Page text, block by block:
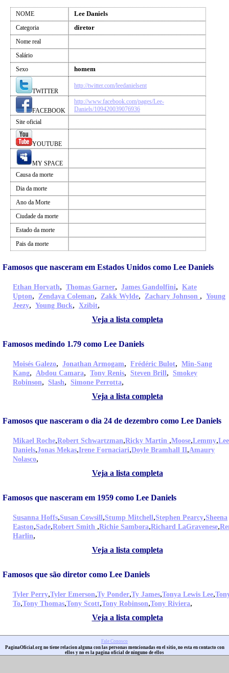
NOME Lee Daniels
Categoria diretor
Nome real
Salário
Sexo
homem
TWITTER
http://twitter.com/leedanielsent
FACEBOOK
http://www.facebook.com/pages/Lee-
Daniels/109420039076936
Site oficial
YOUTUBE
MY SPACE
Causa da morte
Dia da morte
Ano da Morte
Ciudade da morte
Estado da morte
Pais da morte
Famosos que nasceram em Estados Unidos como Lee Daniels
Ethan Horvath, Thomas Garner, James Gandolfini, Kate
Upton, Zendaya Coleman, Zakk Wylde, Zachary Johnson , Young
Jeezy, Young Buck, Xzibit,
Veja a lista completa
Famosos medindo 1.79 como Lee Daniels
Moisés Galezo, Jonathan Armogam, Frédéric Bulot, Min-Sang
Kang, Abdou Camara, Tony Renis, Steven Brill, Smokey
Robinson, Slash, Simone Perrotta,
Veja a lista completa
Famosos que nasceram o dia 24 de dezembro como Lee Daniels
Mikael Roche,Robert Schwartzman,Ricky Martin ,Moose,Lemmy,Lee
Daniels,Jonas Mekas,Irene Fornaciari,Doyle Bramhall II,Amaury
Nolasco,
Veja a lista completa
Famosos que nasceram em 1959 como Lee Daniels
Susanna Hoffs,Susan Cowsill,Stump Mitchell,Stephen Pearcy,Sheena
Easton,Sade,Robert Smith ,Richie Sambora,Richard LaGravenese,
Harlin,
Veja a lista completa
Famosos que são diretor como Lee Daniels
Tyler Perry,Tyler Emerson,Ty Ponder,Ty James,Tonya Lewis Lee,
To,Tony Thomas,Tony Scott,Tony Robinson,Tony Riviera,
Veja a lista completa
Fale Conosco
PaginaOficial.org no tiene relacion alguna con las personas mencionadas en el sitio, no esta en contacto con
ellos y no es la pagina oficial de ninguno de ellos